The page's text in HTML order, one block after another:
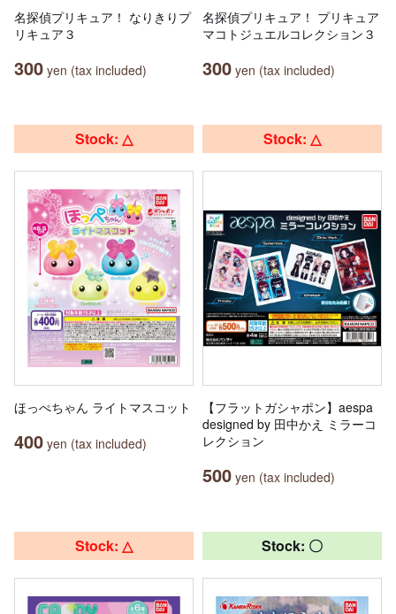
名探偵プリキュア！ なりきりプ
リキュア３
300 yen (tax included)
名探偵プリキュア！ プリキュア
マコトジュエルコレクション３
300 yen (tax included)
Stock: △
ほっぺちゃん ライトマスコット
400 yen (tax included)
Stock: △
【フラットガシャポン】aespa
designed by 田中かえ ミラーコ
レクション
500 yen (tax included)
Stock: △ Stock: 〇